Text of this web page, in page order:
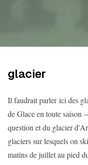
glacier
Il faudrait parler ici des
de Glace en toute saison
question et du glacier
glaciers sur lesquels on
matins de juillet au pied